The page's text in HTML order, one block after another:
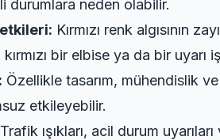
durumlara neden olabilir.
Kırmızı renk algısının
kırmızı bir elbise ya da bir
Özellikle tasarım, mühendislik
etkileyebilir.
Trafik ışıkları, acil durum